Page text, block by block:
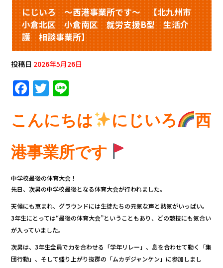
にじいろ ～西港事業所です～ 【北九州市
小倉北区 小倉南区 就労支援B型 生活介
護 相談事業所】
投稿日 2026年5月26日
F
c
b
o
k
T
it
r
e
こんにちは にじいろ
西
港事業所です
中学校最後の体育大会！
先日、次男の中学校最後となる体育大会が行われました。
天候にも恵まれ、グラウンドには生徒たちの元気な声と熱気がいっぱい。
3年生にとっては“最後の体育大会”ということもあり、どの競技にも気合い
が入っていました。
次男は、3年生全員で力を合わせる「学年リレー」、息を合わせて動く「集
団行動」、そして盛り上がり抜群の「ムカデジャンケン」に参加しまし